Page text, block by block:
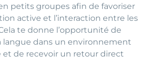
petits groupes afin de favoriser
active et l’interaction entre les
te donne l’opportunité de
langue dans un environnement
et de recevoir un retour direct